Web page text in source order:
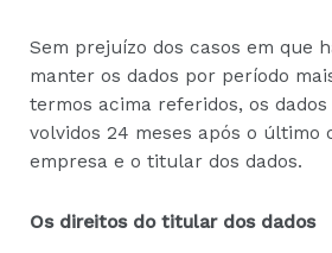
Sem prejuízo dos casos em que
manter os dados por período
termos acima referidos, os
volvidos 24 meses após o último
empresa e o titular dos dados.
Os direitos do titular dos dados